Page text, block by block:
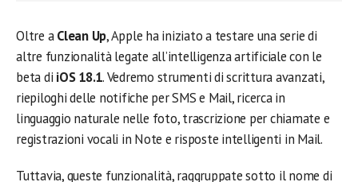
Oltre aClean Up, Apple ha iniziato a testare una serie di
altre funzionalità legate all’intelligenza artificiale con le
beta di iOS 18.1. Vedremo strumenti di scrittura avanzati,
riepiloghi delle notifiche per SMS e Mail, ricerca in
linguaggio naturale nelle foto, trascrizione per chiamate e
registrazioni vocali in Note e risposte intelligenti in Mail.
Tuttavia, queste funzionalità, raggruppate sotto il nome di